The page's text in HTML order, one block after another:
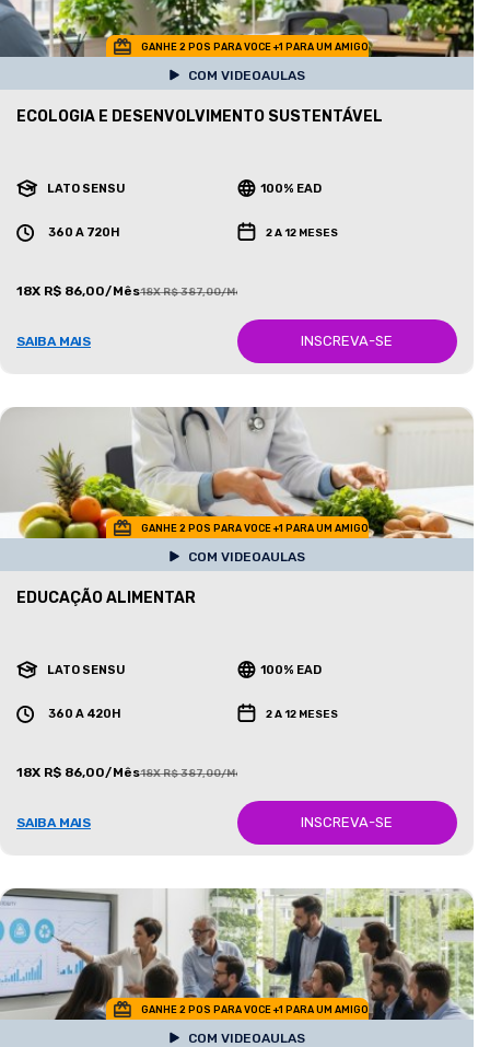
GANHE 2 POS PARA VOCE +1 PARA UM AMIGO
COM VIDEOAULAS
ECOLOGIA E DESENVOLVIMENTO SUSTENTÁVEL
LATO SENSU 100% EAD
360 A 720H 2 A 12 MESES
18X R$ 86,00/Mês18X R$ 387,00/Mês
SAIBA MAIS INSCREVA-SE
GANHE 2 POS PARA VOCE +1 PARA UM AMIGO
COM VIDEOAULAS
EDUCAÇÃO ALIMENTAR
LATO SENSU 100% EAD
360 A 420H 2 A 12 MESES
18X R$ 86,00/Mês18X R$ 387,00/Mês
SAIBA MAIS INSCREVA-SE
GANHE 2 POS PARA VOCE +1 PARA UM AMIGO
COM VIDEOAULAS